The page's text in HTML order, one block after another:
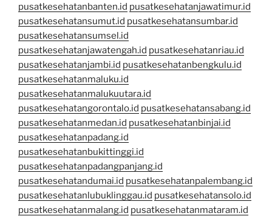
pusatkesehatanbanten.id pusatkesehatanjawatimur.id
pusatkesehatansumut.id pusatkesehatansumbar.id
pusatkesehatansumsel.id
pusatkesehatanjawatengah.id pusatkesehatanriau.id
pusatkesehatanjambi.id pusatkesehatanbengkulu.id
pusatkesehatanmaluku.id
pusatkesehatanmalukuutara.id
pusatkesehatangorontalo.id pusatkesehatansabang.id
pusatkesehatanmedan.id pusatkesehatanbinjai.id
pusatkesehatanpadang.id
pusatkesehatanbukittinggi.id
pusatkesehatanpadangpanjang.id
pusatkesehatandumai.id pusatkesehatanpalembang.id
pusatkesehatanlubuklinggau.id pusatkesehatansolo.id
pusatkesehatanmalang.id pusatkesehatanmataram.id